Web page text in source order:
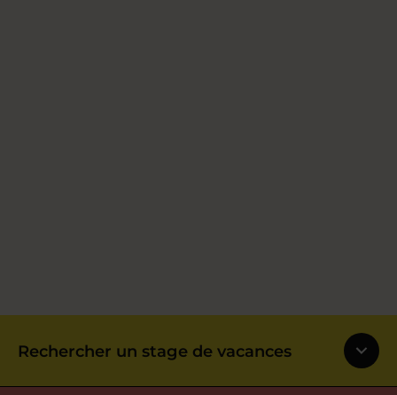
Rechercher un stage de vacances